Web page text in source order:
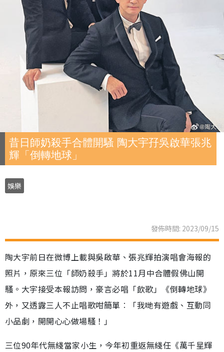
昔日師奶殺手合體開騷 陶大宇孖吳啟華張兆
輝「倒轉地球」
娛樂
發佈時間: 2023/09/15
陶大宇前日在微博上載與吳啟華、張兆輝拍演唱會海報的
照片，原來三位「師奶殺手」將於11月中合體假佛山開
騷。大宇接受本報訪問，豪言必唱「飲歌」《倒轉地球》
外，又透露三人不止唱歌咁簡單︰「我哋有遊戲、互動同
小品劇，開開心心做場騷！」
三位90年代無綫當家小生，今年初重返無綫任《萬千星輝